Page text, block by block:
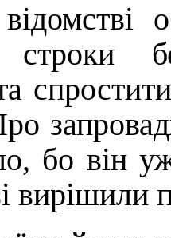
строки
бо він